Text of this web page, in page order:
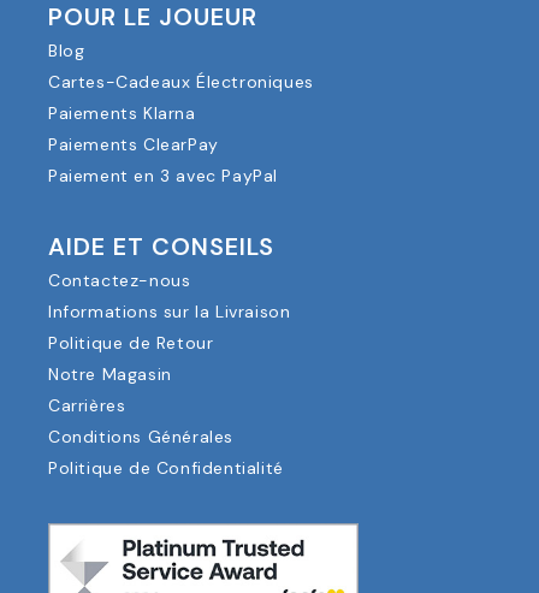
POUR LE JOUEUR
Blog
Cartes-Cadeaux Électroniques
Paiements Klarna
Paiements ClearPay
Paiement en 3 avec PayPal
AIDE ET CONSEILS
Contactez-nous
Informations sur la Livraison
Politique de Retour
Notre Magasin
Carrières
Conditions Générales
Politique de Confidentialité